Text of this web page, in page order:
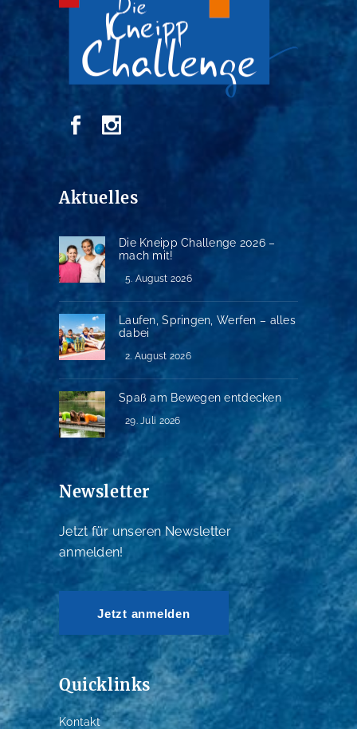
Aktuelles
Die Kneipp Challenge 2026 –
mach mit!
5. August 2026
Laufen, Springen, Werfen – alles
dabei
2. August 2026
Spaß am Bewegen entdecken
29. Juli 2026
Newsletter
Jetzt für unseren Newsletter
anmelden!
Jetzt anmelden
Quicklinks
Kontakt